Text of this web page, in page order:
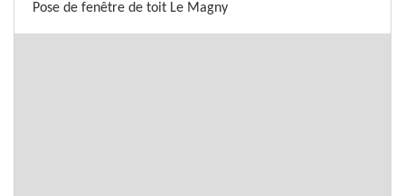
Pose de fenêtre de toit Le Magny